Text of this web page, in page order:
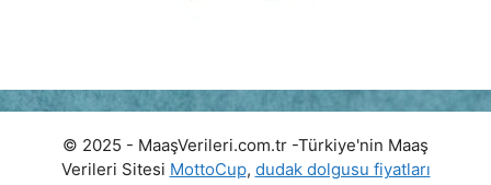
© 2025 - MaaşVerileri.com.tr -Türkiye'nin Maaş
Verileri Sitesi MottoCup, dudak dolgusu fiyatları